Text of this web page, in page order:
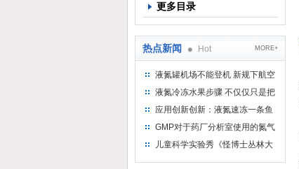
更多目录
热点新闻 Hot MORE+
液氮罐机场不能登机 新规下航空
运输罐能否上飞机
液氮冷冻水果步骤 不仅仅只是把
水果扔到液氮中
应用创新创新：液氮速冻一条鱼
只需15分钟 保持活鲜一整年
GMP对于药厂分析室使用的氮气
钢瓶存放标准
儿童科学实验秀《怪博士丛林大